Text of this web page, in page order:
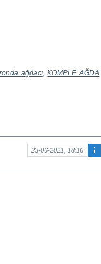
ağdacı,KOMPLE AĞDA
kal
23-06-2021, 18:16